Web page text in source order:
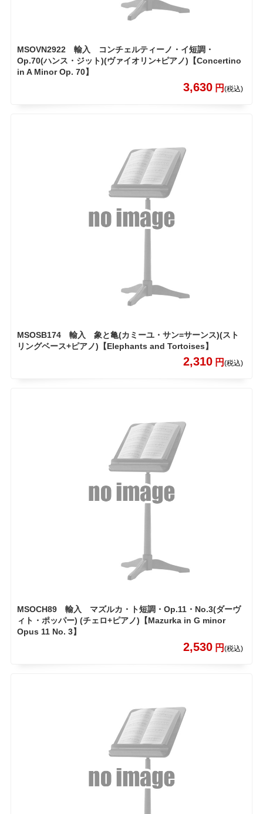
MSOVN2922 輸入 コンチェルティーノ・イ短調・
Op.70(ハンス・ジット)(ヴァイオリン+ピアノ)【Concertino
in A Minor Op. 70】
3,630 円(税込)
MSOSB174 輸入 象と亀(カミーユ・サン=サーンス)(スト
リングベース+ピアノ)【Elephants and Tortoises】
2,310 円(税込)
MSOCH89 輸入 マズルカ・ト短調・Op.11・No.3(ダーヴ
ィト・ポッパー) (チェロ+ピアノ)【Mazurka in G minor
Opus 11 No. 3】
2,530 円(税込)